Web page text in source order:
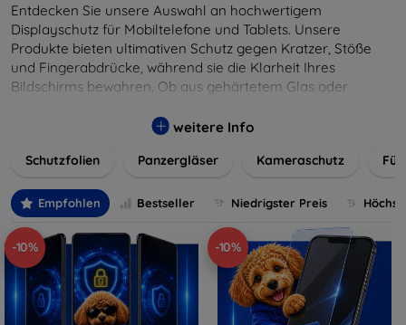
Entdecken Sie unsere Auswahl an hochwertigem
Displayschutz für Mobiltelefone und Tablets. Unsere
Produkte bieten ultimativen Schutz gegen Kratzer, Stöße
und Fingerabdrücke, während sie die Klarheit Ihres
Bildschirms bewahren. Ob aus gehärtetem Glas oder
installieren und passgenau für jedes Gerät, um eine
wertvolles Gerät mit unseren langlebigen und zuverlässigen
digitales Erlebnis.
weitere Info
Schutzfolien Panzergläser Kameraschutz
Empfohlen Bestseller Niedrigster Preis
-10% -10%